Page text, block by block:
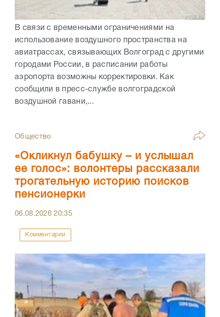
В связи с временными ограничениями на
использование воздушного пространства на
авиатрассах, связывающих Волгоград с другими
городами России, в расписании работы
аэропорта возможны корректировки. Как
сообщили в пресс-службе волгоградской
воздушной гавани,...
Общество
«Окликнул бабушку – и услышал
ее голос»: волонтеры рассказали
трогательную историю поисков
пенсионерки
06.08.202620:35
Комментарии